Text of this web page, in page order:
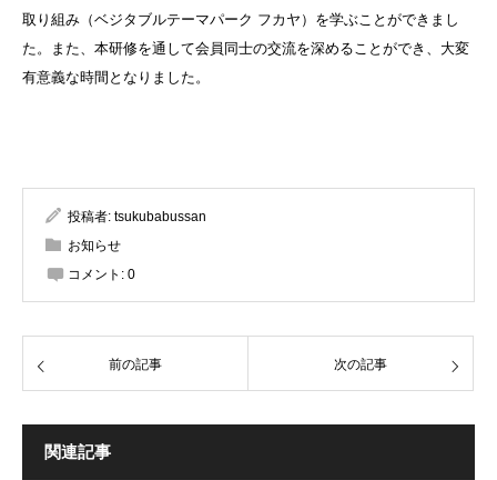
取り組み（ベジタブルテーマパーク フカヤ）を学ぶことができまし
た。また、本研修を通して会員同士の交流を深めることができ、大変
有意義な時間となりました。
投稿者: tsukubabussan
お知らせ
コメント: 0
前の記事 次の記事
関連記事